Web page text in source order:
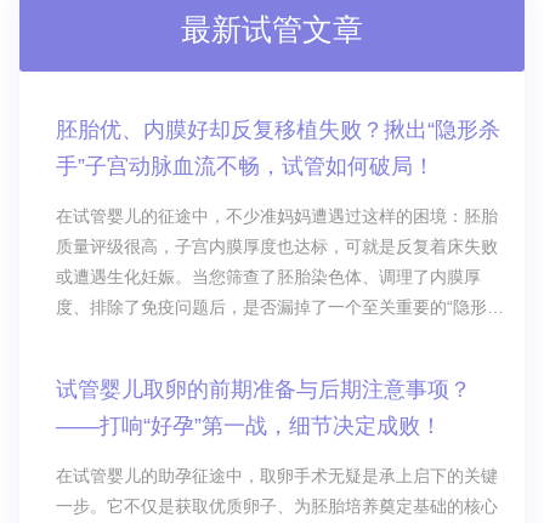
最新试管文章
胚胎优、内膜好却反复移植失败？揪出“隐形杀
手”子宫动脉血流不畅，试管如何破局！
在试管婴儿的征途中，不少准妈妈遭遇过这样的困境：胚胎
质量评级很高，子宫内膜厚度也达标，可就是反复着床失败
或遭遇生化妊娠。当您筛查了胚胎染色体、调理了内膜厚
度、排除了免疫问题后，是否漏掉了一个至关重要的“隐形密
试管婴儿取卵的前期准备与后期注意事项？
——打响“好孕”第一战，细节决定成败！
在试管婴儿的助孕征途中，取卵手术无疑是承上启下的关键
一步。它不仅是获取优质卵子、为胚胎培养奠定基础的核心